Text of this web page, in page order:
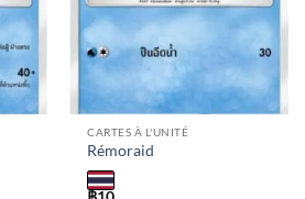
CARTES À L'UNITÉ
Rémoraid